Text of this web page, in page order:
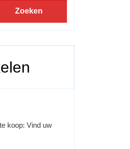
Zoeken
koop: Vind uw